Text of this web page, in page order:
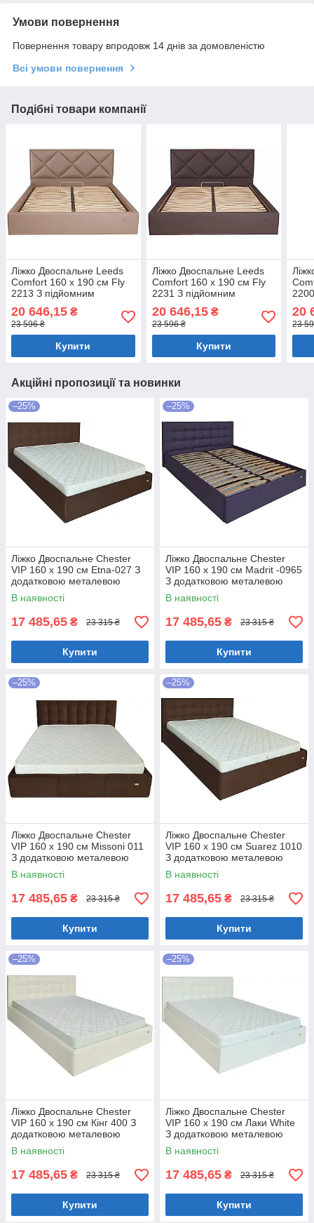
Умови повернення
Повернення товару впродовж 14 днів за домовленістю
Всі умови повернення
Подібні товари компанії
Ліжко Двоспальне Leeds
Comfort 160 х 190 см Fly
2213 З підйомним
механізмом та нішою для
білизни Світло-коричневий
20 646,15 ₴
23 596 ₴
Купити
Ліжко Двоспальне Leeds
Comfort 160 х 190 см Fly
2231 З підйомним
механізмом та нішою для
білизни Темно-коричневий
20 646,15₴
23 596 ₴
Купити
20
23
Акційні пропозиції та новинки
–25%
Ліжко Двоспальне Chester
VIP 160 х 190 см Etna-027 З
додатковою металевою
цільнозварною рамою
Коричневий
В наявності
17 485,65 ₴ 23 315 ₴
Купити
–25%
Ліжко Двоспальне Chester
VIP 160 х 190 см Madrit -0965
З додатковою металевою
цільнозварною рамою
Фіолетовий
В наявності
17 485,65 ₴ 23 315 ₴
Купити
–25%
Ліжко Двоспальне Chester
VIP 160 х 190 см Missoni 011
З додатковою металевою
цільнозварною рамою
Темно-коричневий
В наявності
17 485,65 ₴ 23 315 ₴
Купити
–25%
Ліжко Двоспальне Chester
VIP 160 х 190 см Suarez 1010
З додатковою металевою
цільнозварною рамою
Коричневий
В наявності
17 485,65 ₴ 23 315 ₴
Купити
–25%
Ліжко Двоспальне Chester
VIP 160 х 190 см Кінг 400 З
додатковою металевою
цільнозварною рамою C1
Білий
В наявності
17 485,65 ₴ 23 315 ₴
Купити
–25%
Ліжко Двоспальне Chester
VIP 160 х 190 см Лаки White
З додатковою металевою
цільнозварною рамою Білий
В наявності
17 485,65 ₴ 23 315 ₴
Купити